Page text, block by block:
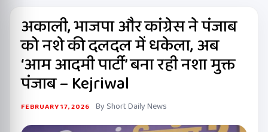
अकाली, भाजपा और कांग्रेस ने पंजाब
को नशे की दलदल में धकेला, अब
‘आम आदमी पार्टी’ बना रही नशा मुक्त
पंजाब – Kejriwal
FEBRUARY 17, 2026 By Short Daily News